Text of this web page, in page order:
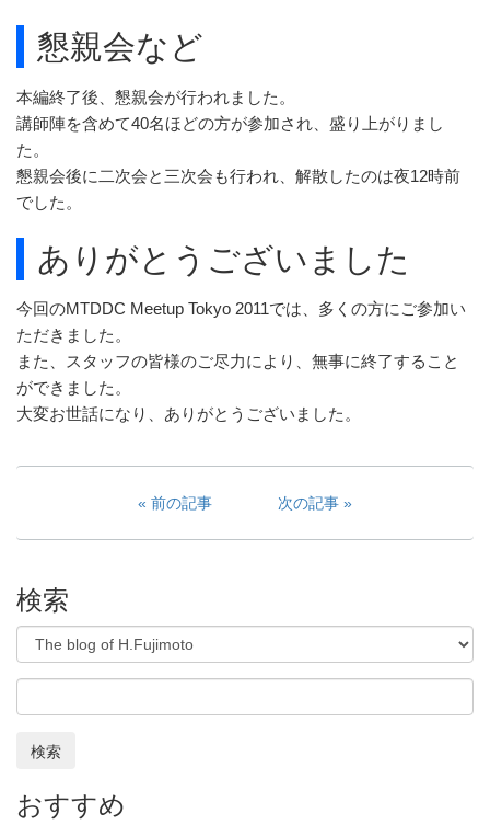
懇親会など
本編終了後、懇親会が行われました。
講師陣を含めて40名ほどの方が参加され、盛り上がりまし
た。
懇親会後に二次会と三次会も行われ、解散したのは夜12時前
でした。
ありがとうございました
今回のMTDDC Meetup Tokyo 2011では、多くの方にご参加い
ただきました。
また、スタッフの皆様のご尽力により、無事に終了すること
ができました。
大変お世話になり、ありがとうございました。
前の記事 次の記事
検索
検索
おすすめ